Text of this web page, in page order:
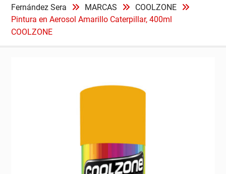
Fernández Sera MARCAS
COOLZONE
Pintura en Aerosol Amarillo Caterpillar, 400ml
COOLZONE